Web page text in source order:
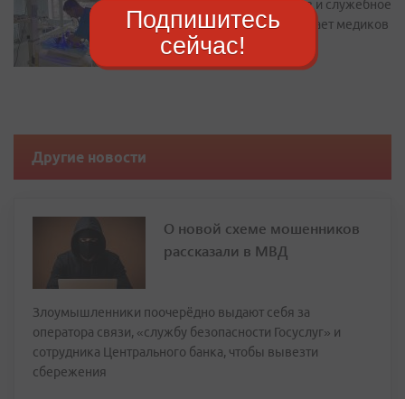
Подъемные до 2 миллионов и служебное
жилье: как Находка привлекает медиков
Другие новости
О новой схеме мошенников
рассказали в МВД
Злоумышленники поочерёдно выдают себя за
оператора связи, «службу безопасности Госуслуг» и
сотрудника Центрального банка, чтобы вывезти
сбережения
Подпишитесь
сейчас!